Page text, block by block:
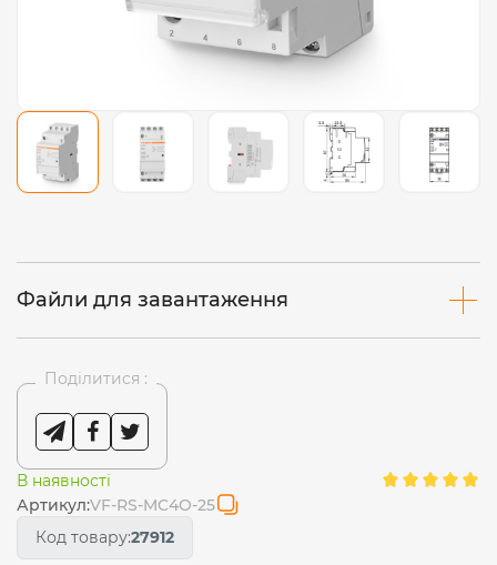
Файли для завантаження
Поділитися :
В наявності
Артикул:VF-RS-MC4O-25
Код товару:27912